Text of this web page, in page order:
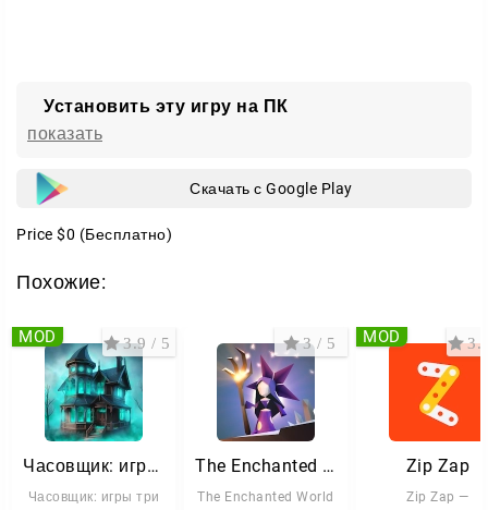
Установить эту игру на ПК
показать
Скачать с Google Play
Price $0 (Бесплатно)
Похожие:
Часовщик: игры три в ряд
Часовщик: игры три
3.9 / 5
MOD
The Enchanted World
The Enchanted World
3 / 5
Zip Zap
Zip Zap —
MOD